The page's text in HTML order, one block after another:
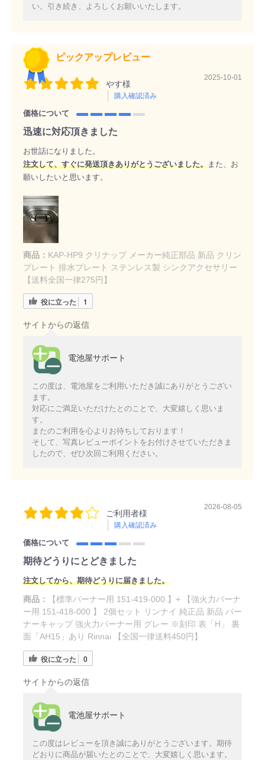
い。引き続き、よろしくお願いいたします。
ピックアップレビュー
やす様
購入確認済み
2025-10-01
価格について
迅速に対応頂きました
お世話になりました。
注文して、すぐに発送頂きありがとうございました。また、お
願いしたいと思います。
商品： KAP-HP9 クリナップ メーカー純正部品 新品 クリン
プレート 排水プレート ステンレス製 シンクアクセサリー
【送料全国一律275円】
役に立った 1
サイトからの返信
電池屋サポート
この度は、電池屋をご利用いただき誠にありがとうござい
ます。
対応にご満足いただけたとのことで、大変嬉しく思いま
す。
またのご利用を心よりお待ちしております！
そして、写真レビューポイントをお付けさせていただきま
したので、ぜひ次回ご利用ください。
ご利用者様
購入確認済み
2026-08-05
価格について
期待どうりにとどきました
注文してから、期待どうりに届きました。
商品：
【標準バーナー用 151-419-000 】+ 【強火力バーナ
ー用 151-418-000 】 2個セット リンナイ 純正品 新品 バー
ナーキャップ 強火力バーナー用 グレー ※刻印 表「H」 裏
面「AH15」あり Rinnai 【全国一律送料450円】
役に立った 0
サイトからの返信
電池屋サポート
この度はレビューを頂き誠にありがとうございます。期待
どおりに商品が届いたとのことで、大変嬉しく思います。